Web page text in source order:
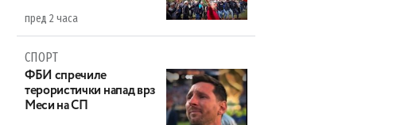
пред 2 часа
СПОРТ
ФБИ спречиле
терористички напад врз
Меси на СП